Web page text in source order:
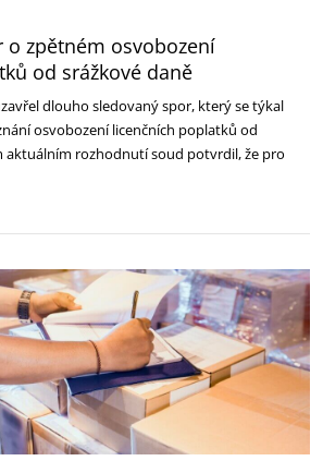
o zpětném osvobození
od srážkové daně
dlouho sledovaný spor, který se týkal
osvobození licenčních poplatků od
aktuálním rozhodnutí soud potvrdil, že pro